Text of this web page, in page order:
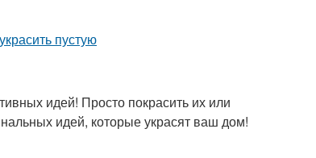
идей! Просто покрасить их или
идей, которые украсят ваш дом!